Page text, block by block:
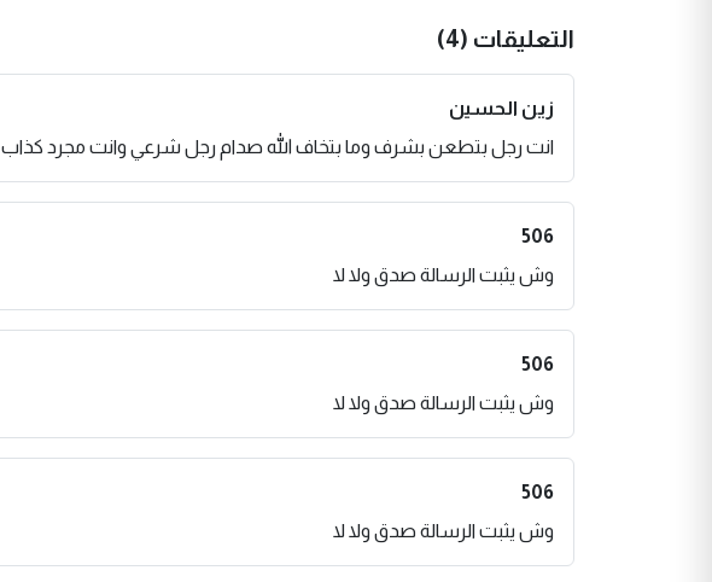
التعليقات (4)
زين الحسين
انت رجل بتطعن بشرف وما بتخاف الله صدام رجل شرعي وانت مجرد كذاب
506
وش يثبت الرسالة صدق ولا لا
506
وش يثبت الرسالة صدق ولا لا
506
وش يثبت الرسالة صدق ولا لا